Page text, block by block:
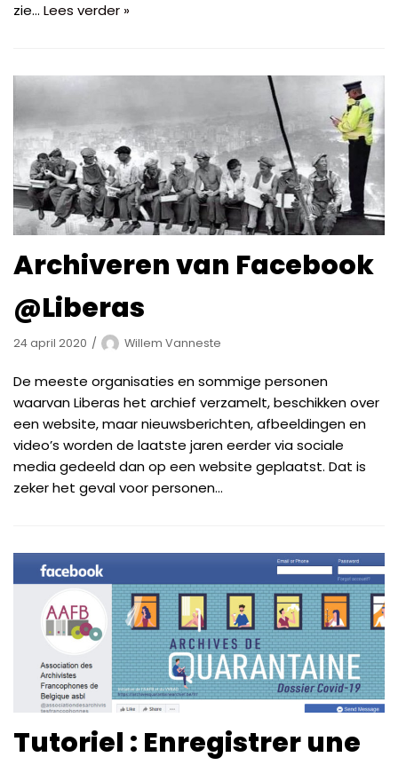
zie… Lees verder »
Archiveren van Facebook
@Liberas
24 april 2020 Willem Vanneste
De meeste organisaties en sommige personen
waarvan Liberas het archief verzamelt, beschikken over
een website, maar nieuwsberichten, afbeeldingen en
video’s worden de laatste jaren eerder via sociale
media gedeeld dan op een website geplaatst. Dat is
zeker het geval voor personen...
Tutoriel : Enregistrer une